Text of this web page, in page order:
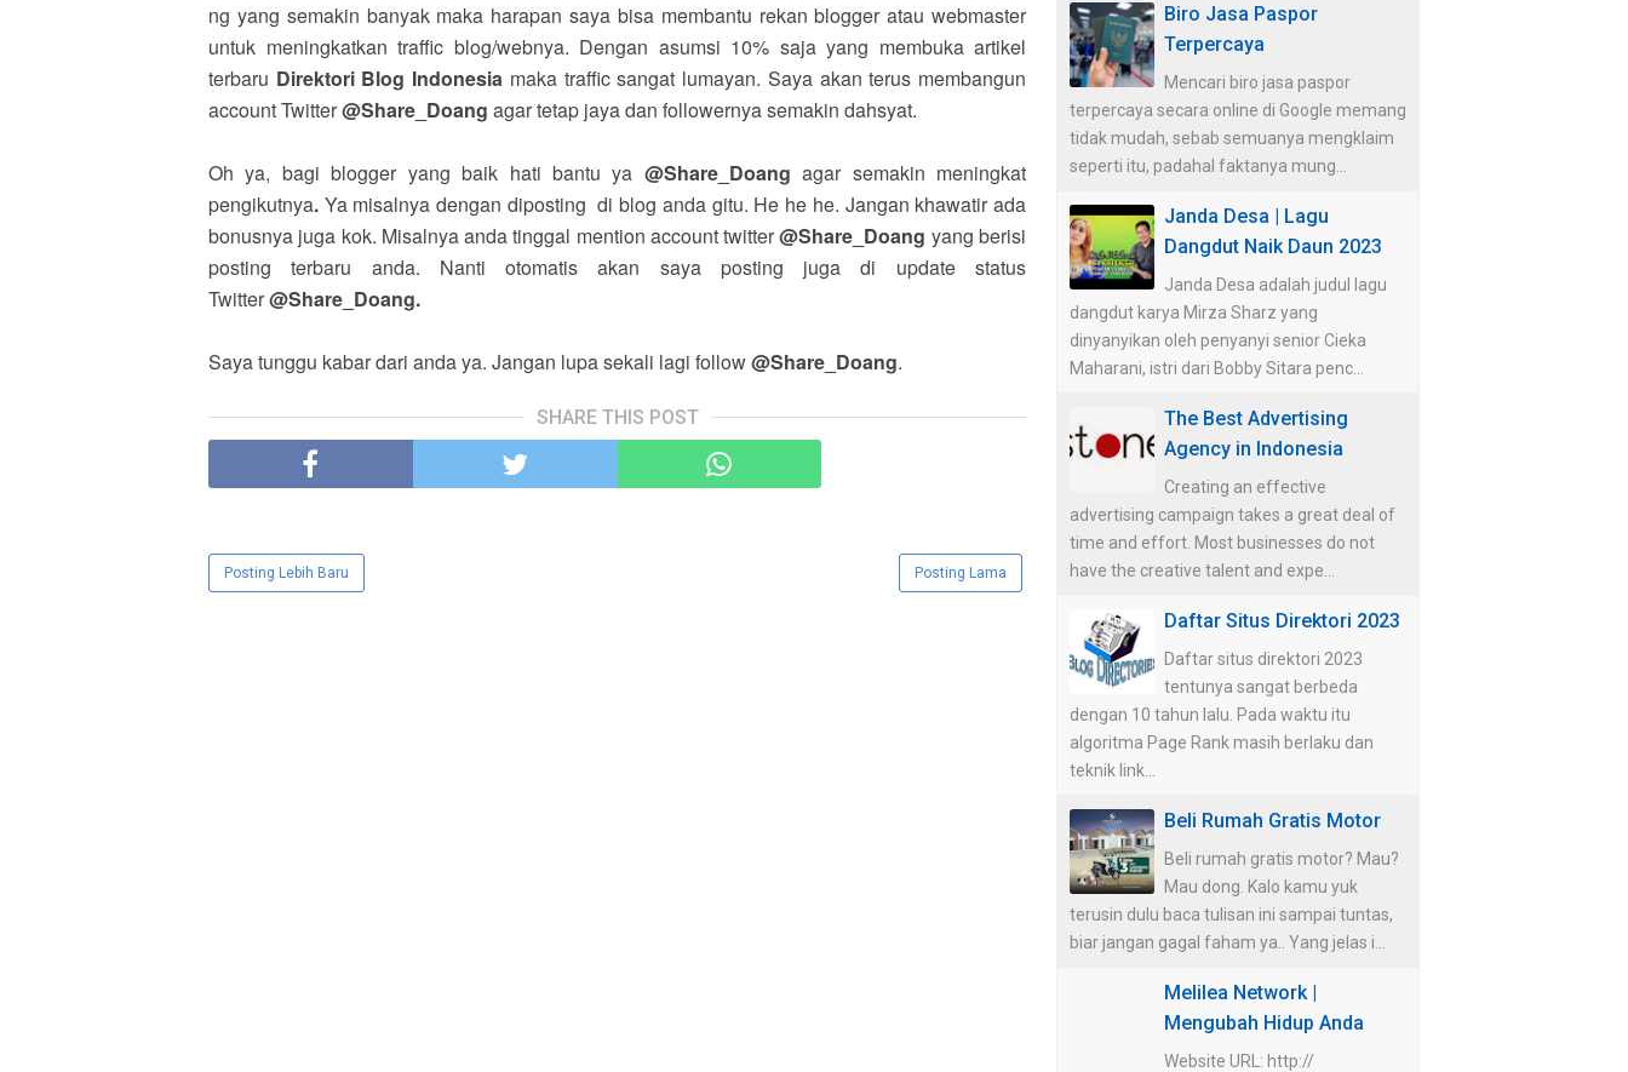
ng yang semakin banyak maka harapan saya bisa membantu rekan blogger atau webmaster
untuk meningkatkan traffic blog/webnya. Dengan asumsi 10% saja yang membuka artikel
terbaru Direktori Blog Indonesia maka traffic sangat lumayan. Saya akan terus membangun
account Twitter@Share_Doang agar tetap jaya dan followernya semakin dahsyat.
Oh ya, bagi blogger yang baik hati bantu ya @Share_Doangagar semakin meningkat
pengikutnya. Ya misalnya dengan diposting di blog anda gitu. He he he. Jangan khawatir ada
bonusnya juga kok. Misalnya anda tinggal mention account twitter@Share_Doang yang berisi
posting terbaru anda. Nanti otomatis akan saya posting juga di update status
Twitter@Share_Doang.
Saya tunggu kabar dari anda ya. Jangan lupa sekali lagi follow@Share_Doang.
SHARE THIS POST
Posting Lebih Baru Posting Lama
Biro Jasa Paspor
Terpercaya
Mencari biro jasa paspor
terpercaya secara online di Google memang
tidak mudah, sebab semuanya mengklaim
seperti itu, padahal faktanya mung...
Janda Desa | Lagu
Dangdut Naik Daun 2023
Janda Desa adalah judul lagu
dangdut karya Mirza Sharz yang
dinyanyikan oleh penyanyi senior Cieka
Maharani, istri dari Bobby Sitara penc...
The Best Advertising
Agency in Indonesia
Creating an effective
advertising campaign takes a great deal of
time and effort. Most businesses do not
have the creative talent and expe...
Daftar Situs Direktori 2023
Daftar situs direktori 2023
tentunya sangat berbeda
dengan 10 tahun lalu. Pada waktu itu
algoritma Page Rank masih berlaku dan
teknik link...
Beli Rumah Gratis Motor
Beli rumah gratis motor? Mau?
Mau dong. Kalo kamu yuk
terusin dulu baca tulisan ini sampai tuntas,
biar jangan gagal faham ya.. Yang jelas i...
Melilea Network |
Mengubah Hidup Anda
Website URL: http://